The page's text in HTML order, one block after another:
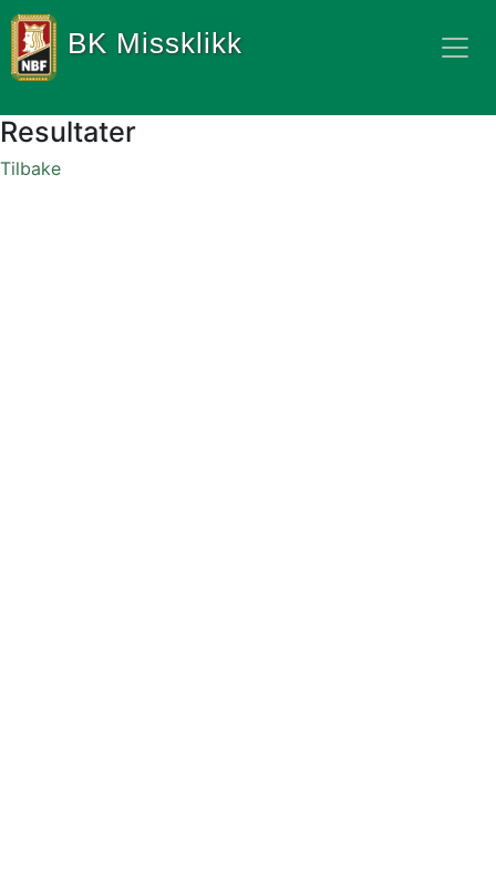
BK Missklikk
Resultater
Tilbake